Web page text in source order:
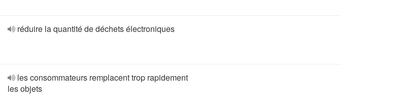
réduire la quantité de déchets électroniques
les consommateurs remplacent trop rapidement
les objets